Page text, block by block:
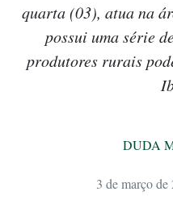
quarta (03), atua na
possui uma série
produtores rurais
DUDA
3 de março de